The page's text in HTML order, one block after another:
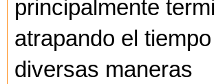
principalmente
atrapando el tiempo
diversas maneras